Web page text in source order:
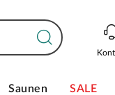
Saunen SALE